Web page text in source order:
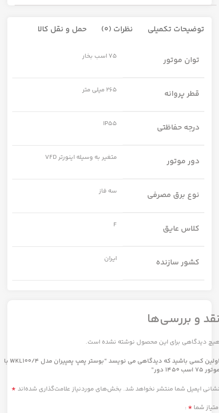
توضیحات تکمیلی نظرات (0) حمل و نقل کالا
توان موتور 75 اسب بخار
قطر پروانه 265 میلی متر
درجه حفاظتی IP55
دور موتور متغیر به وسیله اینورتر VFD
نوع برق مصرفی سه فاز
کلاس عایق F
کشور سازنده ایران
و بررسی‌ها
دیدگاهی برای این محصول نوشته نشده است.
اولین کسی باشید که دیدگاهی می نویسد “بوستر پمپ پمپیران مدل WKL100/4 با
75 اسب 1450 دور”
ایمیل شما منتشر نخواهد شد. بخش‌های موردنیاز علامت‌گذاری شده‌اند *
شما *